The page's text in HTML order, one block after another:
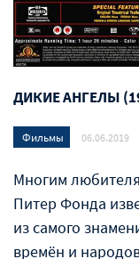
ДИКИЕ АНГЕЛЫ
Фильмы 06.06.2019
Многим
Питер Фонда
из самого
времён и